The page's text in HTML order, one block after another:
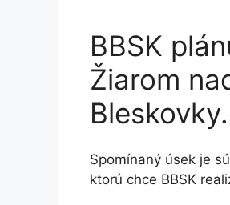
BBSK
Žiarom
Spomínaný úsek je
ktorú chce BBSK